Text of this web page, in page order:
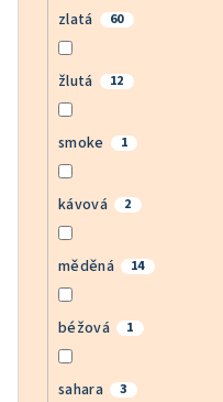
zlatá 60
žlutá 12
smoke 1
kávová 2
měděná 14
béžová 1
sahara 3